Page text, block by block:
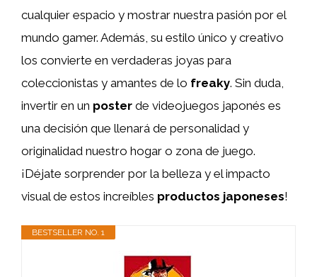
cualquier espacio y mostrar nuestra pasión por el
mundo gamer. Además, su estilo único y creativo
los convierte en verdaderas joyas para
coleccionistas y amantes de lo freaky. Sin duda,
invertir en un poster de videojuegos japonés es
una decisión que llenará de personalidad y
originalidad nuestro hogar o zona de juego.
¡Déjate sorprender por la belleza y el impacto
visual de estos increíbles productos japoneses!
BESTSELLER NO. 1